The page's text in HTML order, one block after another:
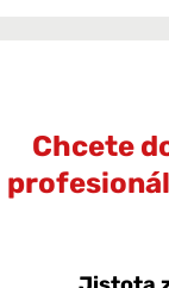
Chcete